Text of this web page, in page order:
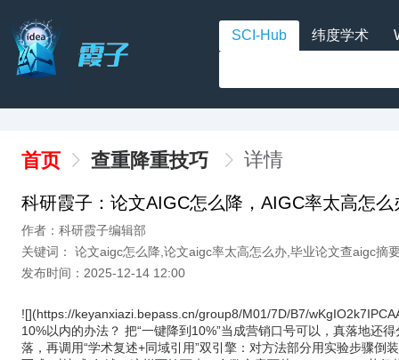
SCI-Hub 纬度学术
首页 查重降重技巧 详情
科研霞子：论文AIGC怎么降，AIGC率太高怎
作者：科研霞子编辑部
关键词： 论文aigc怎么降,论文aigc率太高怎么办,毕业论文查aigc摘
发布时间：2025-12-14 12:00
![](https://keyanxiazi.bepass.cn/group8/M01/7D/B7/
10%以内的办法？ 把“一键降到10%”当成营销口号可以，真落地还
落，再调用“学术复述+同域引用”双引擎：对方法部分用实验步骤倒